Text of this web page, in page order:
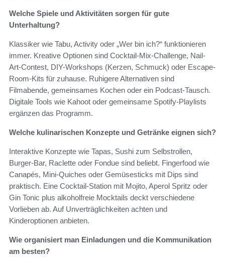
Welche Spiele und Aktivitäten sorgen für gute
Unterhaltung?
Klassiker wie Tabu, Activity oder „Wer bin ich?“ funktionieren
immer. Kreative Optionen sind Cocktail-Mix-Challenge, Nail-
Art-Contest, DIY-Workshops (Kerzen, Schmuck) oder Escape-
Room-Kits für zuhause. Ruhigere Alternativen sind
Filmabende, gemeinsames Kochen oder ein Podcast-Tausch.
Digitale Tools wie Kahoot oder gemeinsame Spotify-Playlists
ergänzen das Programm.
Welche kulinarischen Konzepte und Getränke eignen sich?
Interaktive Konzepte wie Tapas, Sushi zum Selbstrollen,
Burger-Bar, Raclette oder Fondue sind beliebt. Fingerfood wie
Canapés, Mini-Quiches oder Gemüsesticks mit Dips sind
praktisch. Eine Cocktail-Station mit Mojito, Aperol Spritz oder
Gin Tonic plus alkoholfreie Mocktails deckt verschiedene
Vorlieben ab. Auf Unverträglichkeiten achten und
Kinderoptionen anbieten.
Wie organisiert man Einladungen und die Kommunikation
am besten?